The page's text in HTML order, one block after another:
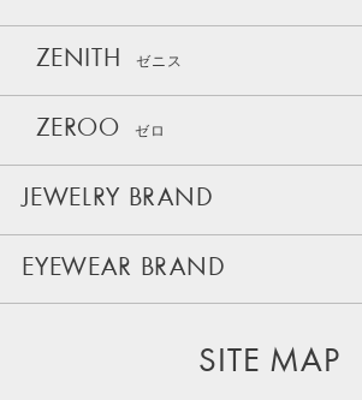
ZENITH ゼニス
ZEROO ゼロ
JEWELRY BRAND
EYEWEAR BRAND
SITE MAP